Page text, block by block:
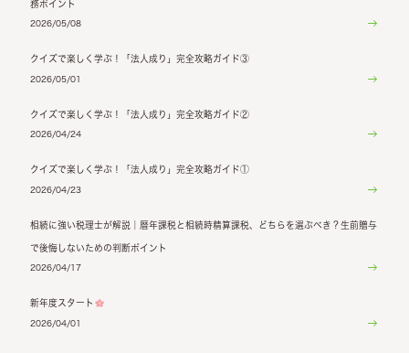
務ポイント
2026/05/08
クイズで楽しく学ぶ！「法人成り」完全攻略ガイド③
2026/05/01
クイズで楽しく学ぶ！「法人成り」完全攻略ガイド②
2026/04/24
クイズで楽しく学ぶ！「法人成り」完全攻略ガイド①
2026/04/23
相続に強い税理士が解説｜暦年課税と相続時精算課税、どちらを選ぶべき？生前贈与
で後悔しないための判断ポイント
2026/04/17
新年度スタート
2026/04/01